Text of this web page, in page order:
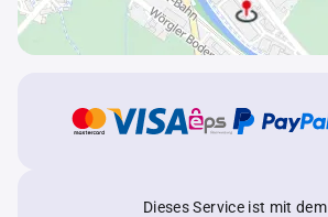
Dieses Service ist mit dem